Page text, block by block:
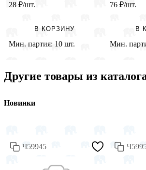
28 ₽/шт.
В КОРЗИНУ
Мин. партия: 10 шт.
76 ₽/шт.
В
Мин.
Другие товары из
Новинки
Ч59945